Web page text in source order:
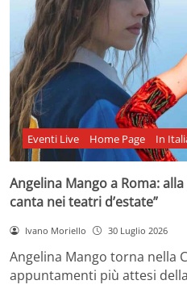
Eventi Live Home Page In
Angelina Mango a Roma:
canta nei teatri d’estate”
Ivano Moriello 30 Luglio 2026
Angelina Mango torna nella
appuntamenti più attesi